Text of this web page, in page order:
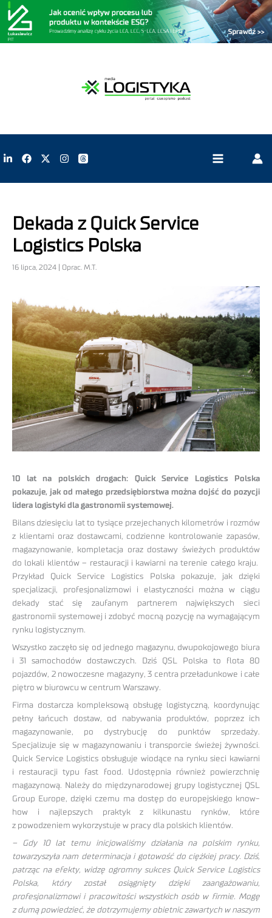
Dekada z Quick Service
Logistics Polska
16 lipca, 2024 | Oprac. M.T.
10 lat na polskich drogach: Quick Service Logistics Polska
pokazuje, jak od małego przedsiębiorstwa można dojść do pozycji
lidera logistyki dla gastronomii systemowej.
Bilans dziesięciu lat to tysiące przejechanych kilometrów i rozmów
z klientami oraz dostawcami, codzienne kontrolowanie zapasów,
magazynowanie, kompletacja oraz dostawy świeżych produktów
do lokali klientów – restauracji i kawiarni na terenie całego kraju.
Przykład Quick Service Logistics Polska pokazuje, jak dzięki
specjalizacji, profesjonalizmowi i elastyczności można w ciągu
dekady stać się zaufanym partnerem największych sieci
gastronomii systemowej i zdobyć mocną pozycję na wymagającym
rynku logistycznym.
Wszystko zaczęło się od jednego magazynu, dwupokojowego biura
i 31 samochodów dostawczych. Dziś QSL Polska to flota 80
pojazdów, 2 nowoczesne magazyny, 3 centra przeładunkowe i całe
piętro w biurowcu w centrum Warszawy.
Firma dostarcza kompleksową obsługę logistyczną, koordynując
pełny łańcuch dostaw, od nabywania produktów, poprzez ich
magazynowanie, po dystrybucję do punktów sprzedaży.
Specjalizuje się w magazynowaniu i transporcie świeżej żywności.
Quick Service Logistics obsługuje wiodące na rynku sieci kawiarni
i restauracji typu fast food. Udostępnia również powierzchnię
magazynową. Należy do międzynarodowej grupy logistycznej QSL
Group Europe, dzięki czemu ma dostęp do europejskiego know-
how i najlepszych praktyk z kilkunastu rynków, które
z powodzeniem wykorzystuje w pracy dla polskich klientów.
– Gdy 10 lat temu inicjowaliśmy działania na polskim rynku,
towarzyszyła nam determinacja i gotowość do ciężkiej pracy. Dziś,
patrząc na efekty, widzę ogromny sukces Quick Service Logistics
Polska, który został osiągnięty dzięki zaangażowaniu,
profesjonalizmowi i pracowitości wszystkich osób w firmie. Mogę
z dumą powiedzieć, że dotrzymujemy obietnic zawartych w naszym